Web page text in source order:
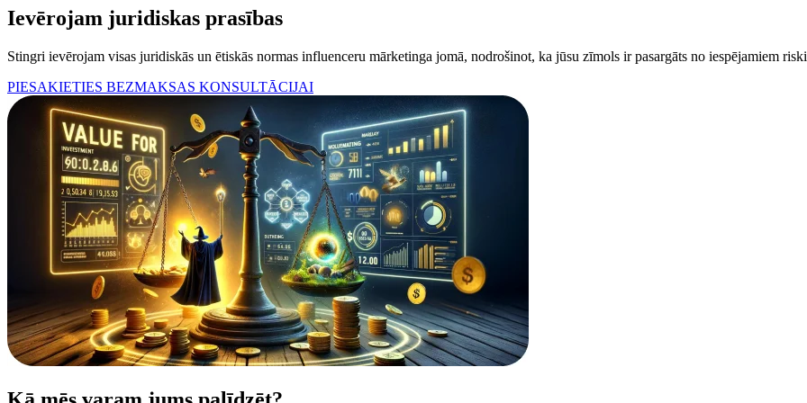
Ievērojam juridiskas prasības
Stingri ievērojam visas juridiskās un ētiskās normas influenceru mārketinga jomā, nodrošinot, ka jūsu zīmols ir pasargāts no iespējamiem
PIESAKIETIES BEZMAKSAS KONSULTĀCIJAI